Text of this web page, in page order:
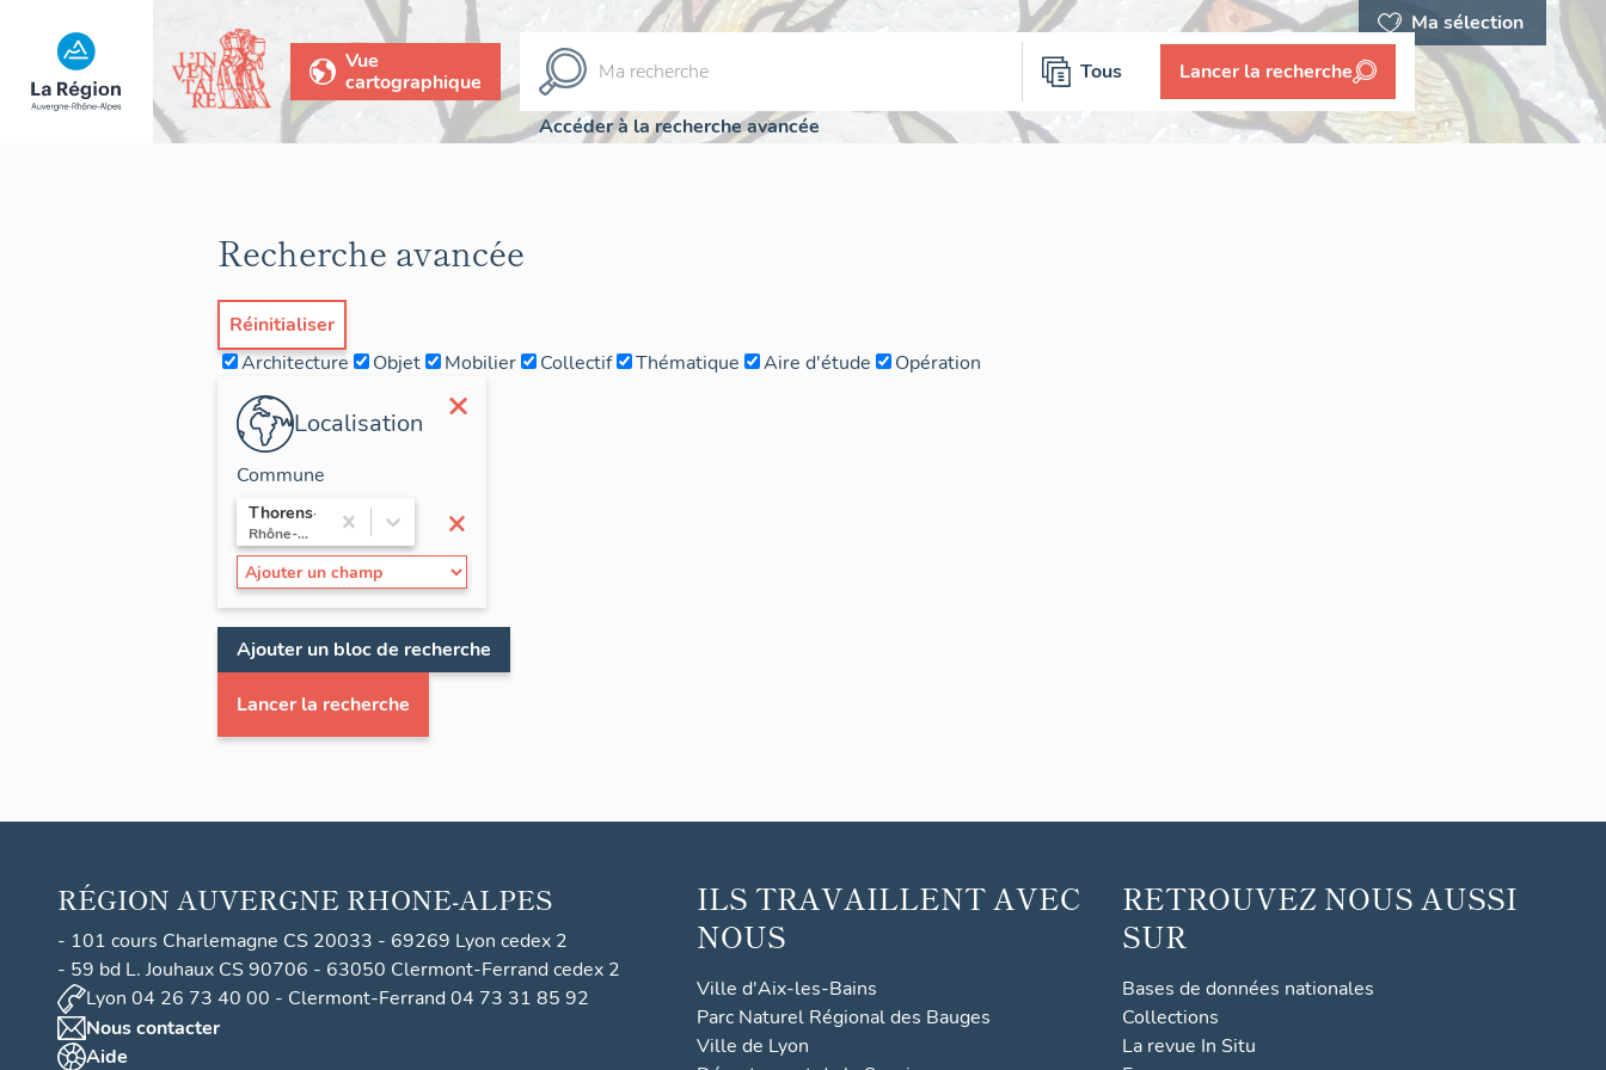
Ma sélection
Vue
cartographique
Tous Lancer la recherche
Accéder à la recherche avancée
Recherche avancée
Réinitialiser
Architecture
Objet Mobilier Collectif Thématique Aire d'étude Opération
×
Localisation
×
Commune
Thorens-Glières
Rhône-Alpes / Haute-Savoie
Ajouter un bloc de recherche
Lancer la recherche
RÉGION AUVERGNE RHONE-ALPES
- 101 cours Charlemagne CS 20033 - 69269 Lyon cedex 2
- 59 bd L. Jouhaux CS 90706 - 63050 Clermont-Ferrand cedex 2
Lyon 04 26 73 40 00 - Clermont-Ferrand 04 73 31 85 92
Nous contacter
Aide
ILS TRAVAILLENT AVEC
NOUS
Ville d'Aix-les-Bains
Parc Naturel Régional des Bauges
Ville de Lyon
RETROUVEZ NOUS AUSSI
SUR
Bases de données nationales
Collections
La revue In Situ